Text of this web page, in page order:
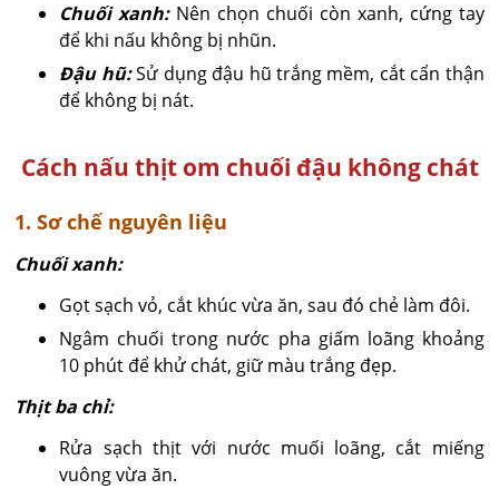
Chuối xanh:Nên chọn chuối còn xanh, cứng tay
để khi nấu không bị nhũn.
Đậu hũ:Sử dụng đậu hũ trắng mềm, cắt cẩn thận
để không bị nát.
Cách nấu thịt om chuối đậu không chát
1. Sơ chế nguyên liệu
Chuối xanh:
Gọt sạch vỏ, cắt khúc vừa ăn, sau đó chẻ làm đôi.
Ngâm chuối trong nước pha giấm loãng khoảng
10 phút để khử chát, giữ màu trắng đẹp.
Thịt ba chỉ:
Rửa sạch thịt với nước muối loãng, cắt miếng
vuông vừa ăn.